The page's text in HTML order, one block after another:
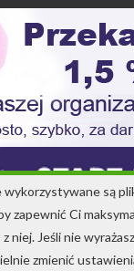
są
zapewnić Ci
niej. Jeśli nie
zmienić